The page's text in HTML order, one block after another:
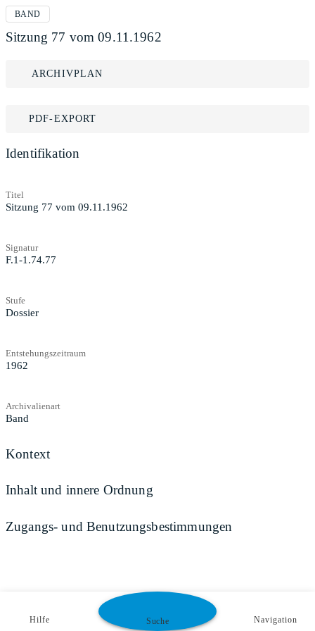
BAND
Sitzung 77 vom 09.11.1962
ARCHIVPLAN
PDF-EXPORT
Identifikation
Titel
Sitzung 77 vom 09.11.1962
Signatur
F.1-1.74.77
Stufe
Dossier
Entstehungszeitraum
1962
Archivalienart
Band
Kontext
Inhalt und innere Ordnung
Zugangs- und Benutzungsbestimmungen
Hilfe Suche Navigation